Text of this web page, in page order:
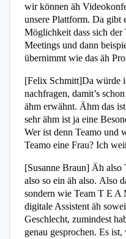
wir können äh
unsere Plattform. Da gibt
Möglichkeit dass sich
Meetings und dann
übernimmt wie das äh
[Felix Schmitt]Da würde
nachfragen, damit’s
ähm erwähnt. Ähm das
sehr ähm ist ja eine
Wer ist denn Teamo und
Teamo eine Frau? Ich
[Susanne Braun] Äh also
also so ein äh also. Also
sondern wie Team T E A
digitale Assistent äh
Geschlecht, zumindest
genau gesprochen. Es